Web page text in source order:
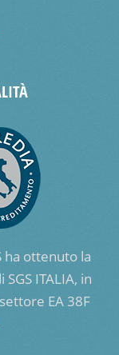
ha ottenuto la
ITALIA, in
EA 38F